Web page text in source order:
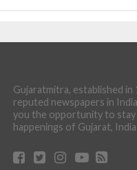
Gujaratmitra, established
reputed newspapers in
you the opportunity to
happenings of Gujarat,